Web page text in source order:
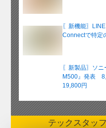
〖新機能〗
Connectで特定
〖新製品〗ソ
M500』発表 8
19,800円
テックスタッ